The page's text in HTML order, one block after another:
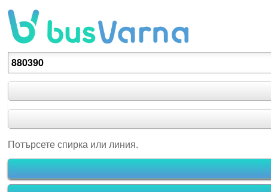
Потърсете спирка или линия.
Потърсете спирка или линия.